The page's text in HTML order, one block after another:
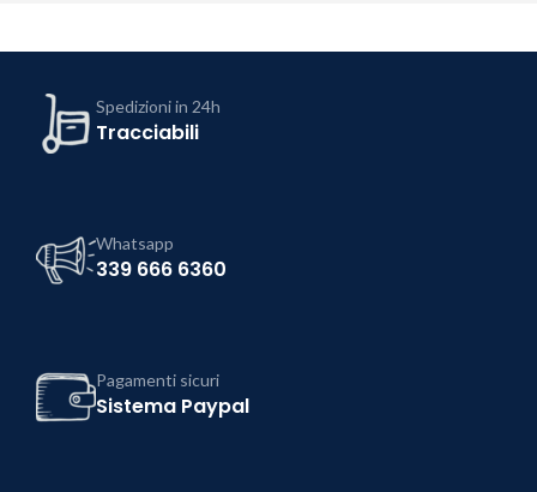
Spedizioni in 24h
Tracciabili
Whatsapp
339 666 6360
Pagamenti sicuri
Sistema Paypal